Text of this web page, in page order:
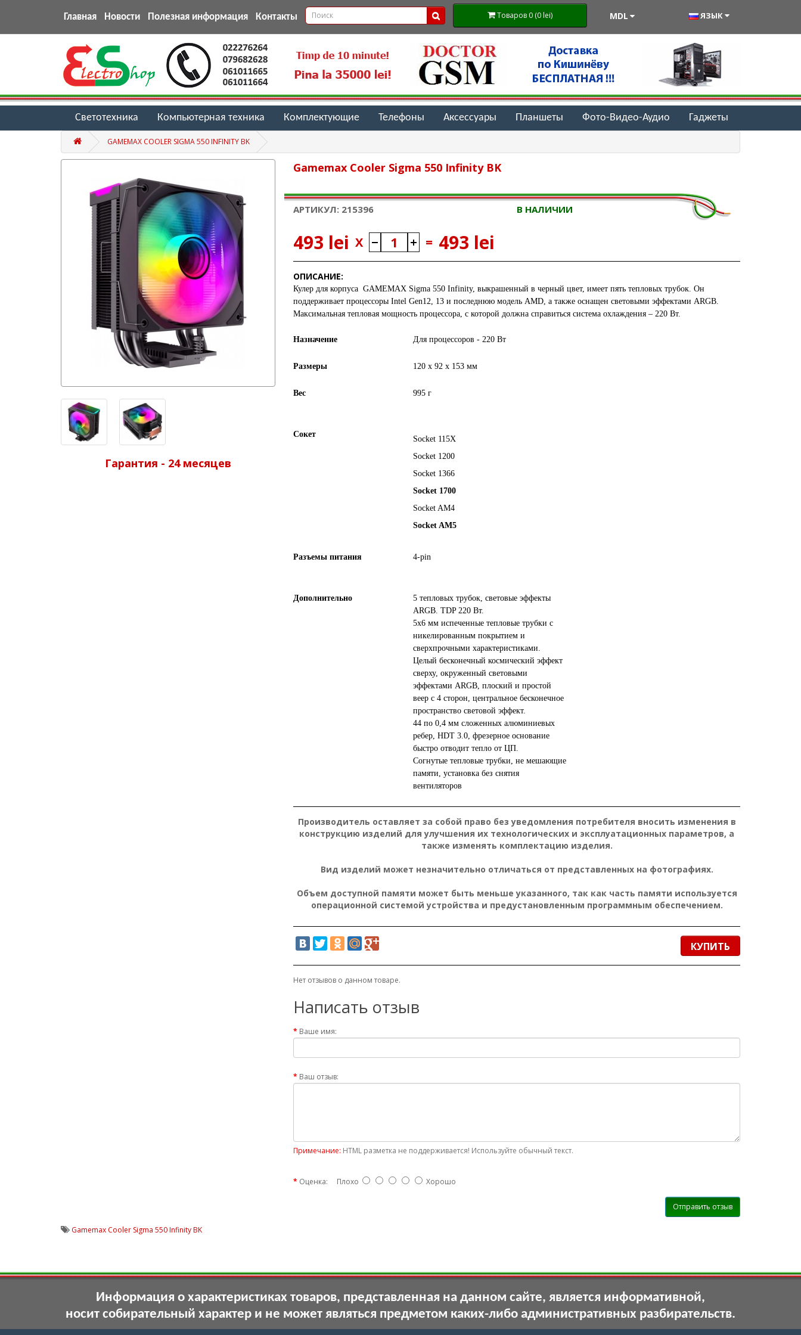
Главная Новости Полезная информация Контакты Товаров 0 (0 lei) MDL ЯЗЫК
Светотехника Компьютерная техника Комплектующие Телефоны Аксессуары Планшеты Фото-Видео-Аудио Гаджеты
GAMEMAX COOLER SIGMA 550 INFINITY BK
Гарантия - 24 месяцев
Gamemax Cooler Sigma 550 Infinity BK
АРТИКУЛ: 215396 В НАЛИЧИИ
493 lei X = 493 lei
ОПИСАНИЕ:
Кулер для корпуса GAMEMAX Sigma 550 Infinity, выкрашенный в черный цвет, имеет пять тепловых трубок. Он
поддерживает процессоры Intel Gen12, 13 и последнюю модель AMD, а также оснащен световыми эффектами ARGB.
Максимальная тепловая мощность процессора, с которой должна справиться система охлаждения – 220 Вт.
Назначение Для процессоров - 220 Вт
Размеры 120 x 92 x 153 мм
Вес 995 г
Сокет
Socket 115X
Socket 1200
Socket 1366
Socket 1700
Socket AM4
Socket AM5
Разъемы питания 4-pin
Дополнительно
5 тепловых трубок, световые эффекты
ARGB. TDP 220 Вт.
5x6 мм испеченные тепловые трубки с
никелированным покрытием и
сверхпрочными характеристиками.
Целый бесконечный космический эффект
сверху, окруженный световыми
эффектами ARGB, плоский и простой
веер с 4 сторон, центральное бесконечное
пространство световой эффект.
44 по 0,4 мм сложенных алюминиевых
ребер, HDT 3.0, фрезерное основание
быстро отводит тепло от ЦП.
Согнутые тепловые трубки, не мешающие
памяти, установка без снятия
вентиляторов
Производитель оставляет за собой право без уведомления потребителя вносить изменения в
конструкцию изделий для улучшения их технологических и эксплуатационных параметров, а
также изменять комплектацию изделия.
Вид изделий может незначительно отличаться от представленных на фотографиях.
Объем доступной памяти может быть меньше указанного, так как часть памяти используется
операционной системой устройства и предустановленным программным обеспечением.
КУПИТЬ
Нет отзывов о данном товаре.
Написать отзыв
Ваше имя:
Ваш отзыв:
Примечание: HTML разметка не поддерживается! Используйте обычный текст.
Оценка: Плохо Хорошо
Отправить отзыв
Gamemax Cooler Sigma 550 Infinity BK
Информация о характеристиках товаров, представленная на данном сайте, является информативной,
носит собирательный характер и не может являться предметом каких-либо административных разбирательств.